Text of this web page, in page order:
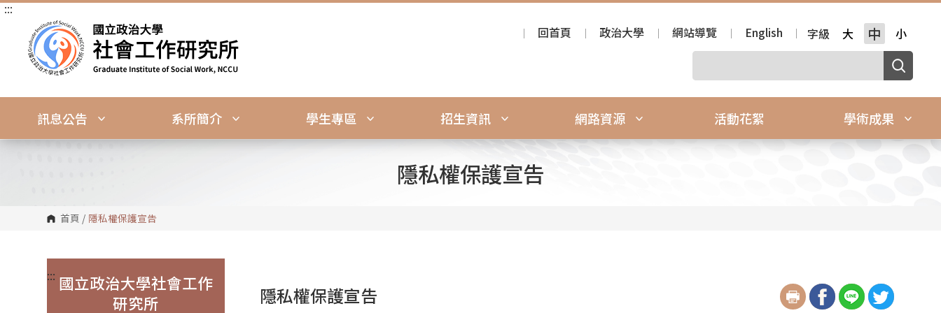
跳
:::
回首頁
政治大學 網站導覽 English 字級 大 中 小
訊息公告 系所簡介 學生專區 招生資訊 網路資源 活動花絮 學術成果
隱私權保護宣告
首頁 / 隱私權保護宣告
國立政治大學社會工作
研究所
:::
隱私權保護宣告